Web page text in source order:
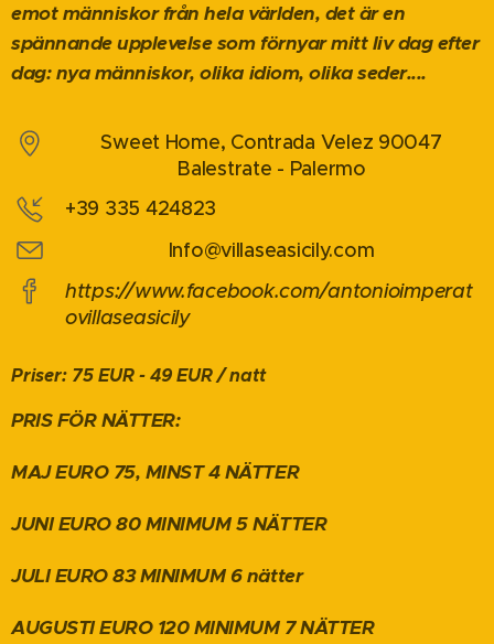
emot människor från hela världen, det är en
spännande upplevelse som förnyar mitt liv dag efter
dag: nya människor, olika idiom, olika seder....
Sweet Home, Contrada Velez 90047
Balestrate - Palermo
+39 335 424823
Info@villaseasicily.com
https://www.facebook.com/antonioimperat
ovillaseasicily
Priser: 75 EUR - 49 EUR / natt
PRIS FÖR NÄTTER:
MAJ EURO 75, MINST 4 NÄTTER
JUNI EURO 80 MINIMUM 5 NÄTTER
JULI EURO 83 MINIMUM 6 nätter
AUGUSTI EURO 120 MINIMUM 7 NÄTTER